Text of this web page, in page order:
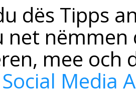
dës Tipps
net
mee och
Social Media